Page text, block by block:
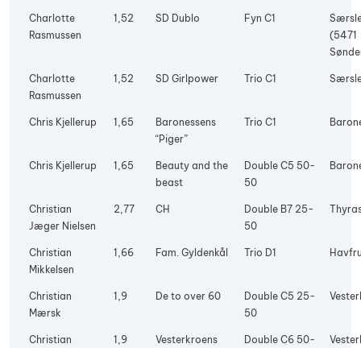
Charlotte
Rasmussen
1,52 SD Dublo Fyn C1
(5471
Charlotte
Rasmussen
1,52 SD Girlpower Trio C1
Chris Kjellerup 1,65
Baronessens
“Piger”
Trio C1
Chris Kjellerup 1,65
Beauty and the
beast
Double C5 50-
50
Christian
Jæger Nielsen
2,77 CH
Double B7 25-
50
Christian
Mikkelsen
1,66 Fam. Gyldenkål Trio D1
Christian
Mærsk
1,9 De to over 60
Double C5 25-
50
Christian
1,9
Vesterkroens
Double C6 50-